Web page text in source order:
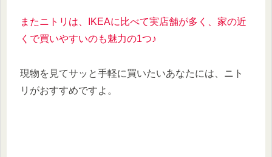
またニトリは、IKEAに比べて実店舗が多く、家の近
くで買いやすいのも魅力の1つ♪
現物を見てサッと手軽に買いたいあなたには、ニト
リがおすすめですよ。